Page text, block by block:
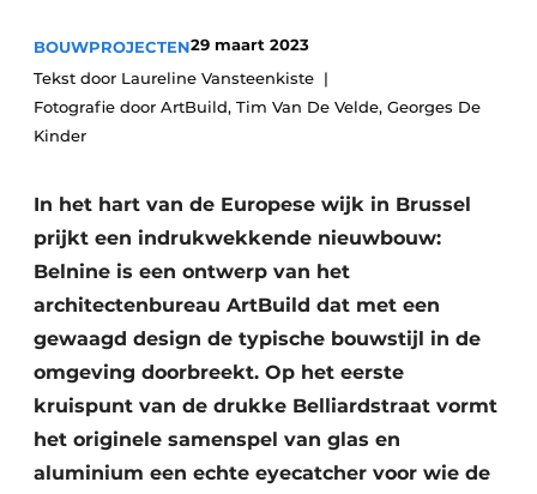
Vacatures
Video’s
Bedrijven
Contact
Akoestiek
Beton & Staalbouw
Evenementen
Dak & Gevel
Houtbouw
HVAC
BOUWPROJECTEN29 maart 2023
Tekst door Laureline Vansteenkiste
Fotografie door ArtBuild, Tim Van De Velde, Georges De
Kinder
In het hart van de Europese wijk in Brussel
prijkt een indrukwekkende nieuwbouw:
Belnine is een ontwerp van het
architectenbureau ArtBuild dat met een
gewaagd design de typische bouwstijl in de
omgeving doorbreekt. Op het eerste
kruispunt van de drukke Belliardstraat vormt
het originele samenspel van glas en
aluminium een echte eyecatcher voor wie de